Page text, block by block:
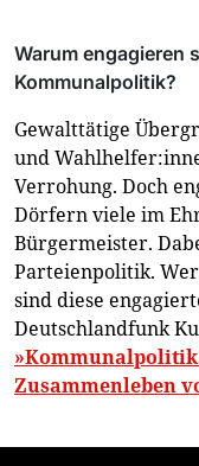
Warum engagieren
Kommunalpolitik?
Gewalttätige
und
Verrohung. Doch
Dörfern viele im
Bürgermeister.
Parteienpolitik.
sind diese
Deutschlandfunk
Zusammenleben